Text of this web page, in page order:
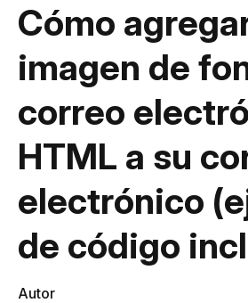
Cómo
imagen de
correo
HTML a su
electrónico
de código
Autor